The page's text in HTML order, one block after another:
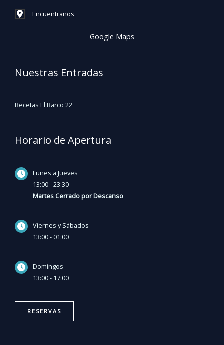
Encuentranos
Google Maps
Nuestras Entradas
Recetas El Barco 22
Horario de Apertura
Lunes a Jueves
13:00 - 23:30
Martes Cerrado por Descanso
Viernes y Sábados
13:00 - 01:00
Domingos
13:00 - 17:00
RESERVAS